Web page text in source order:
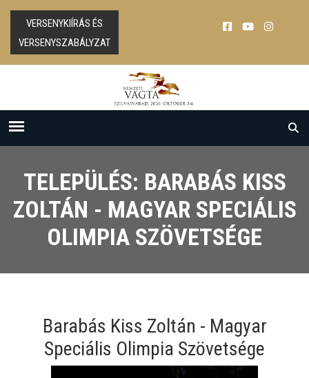
VERSENYKIÍRÁS ÉS
VERSENYSZABÁLYZAT
TELEPÜLÉS: BARABÁS KISS
ZOLTÁN - MAGYAR SPECIÁLIS
OLIMPIA SZÖVETSÉGE
Barabás Kiss Zoltán - Magyar
Speciális Olimpia Szövetsége